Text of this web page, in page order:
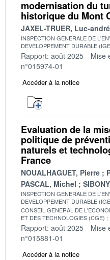
modernisation du
historique du Mont
JAXEL-TRUER, Luc-andré
INSPECTION GENERALE DE
DEVELOPPEMENT DURABLE
Rapport: août 2025 Mise
n°015974-01
Accéder à la notice
Evaluation de la
politique de
naturels et
France
NOUALHAGUET, Pierre
PASCAL, Michel
INSPECTION GENERALE DE
DEVELOPPEMENT DURABLE
CONSEIL GENERAL DE
ET DES TECHNOLOGIES (CGE)
Rapport: août 2025 Mise
n°015881-01
Accéder à la notice